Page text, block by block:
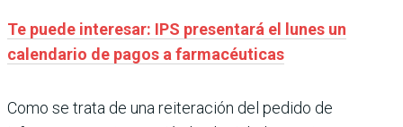
Te puede interesar: IPS presentará el lunes un
calendario de pagos a farmacéuticas
Como se trata de una reiteración del pedido de